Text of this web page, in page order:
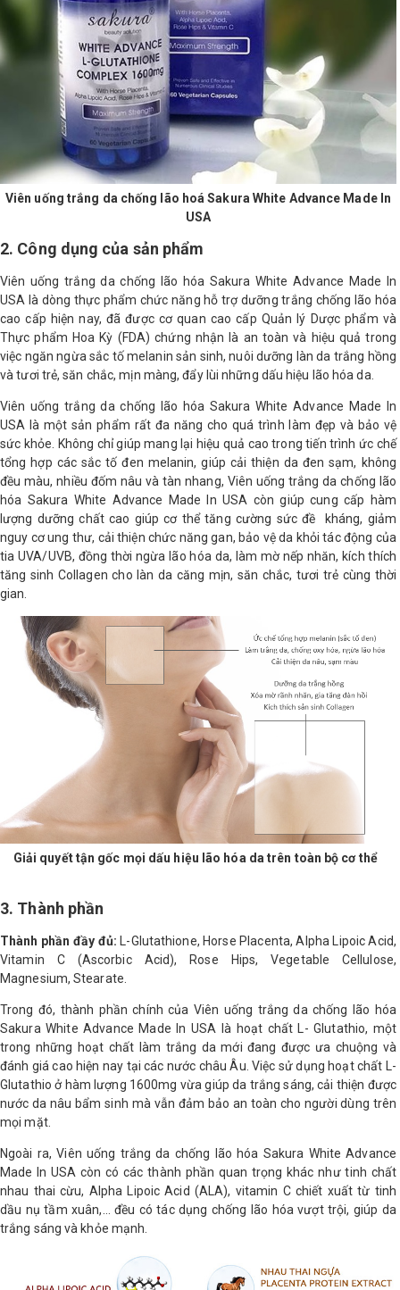
Viên uống trắng da chống lão hoá Sakura White Advance Made In
USA
2. Công dụng của sản phẩm
Viên uống trắng da chống lão hóa Sakura White Advance Made In
USA là dòng thực phẩm chức năng hỗ trợ dưỡng trắng chống lão hóa
cao cấp hiện nay, đã được cơ quan cao cấp Quản lý Dược phẩm và
Thực phẩm Hoa Kỳ (FDA) chứng nhận là an toàn và hiệu quả trong
việc ngăn ngừa sắc tố melanin sản sinh, nuôi dưỡng làn da trắng hồng
và tươi trẻ, săn chắc, mịn màng, đẩy lùi những dấu hiệu lão hóa da.
Viên uống trắng da chống lão hóa Sakura White Advance Made In
USA là một sản phẩm rất đa năng cho quá trình làm đẹp và bảo vệ
sức khỏe. Không chỉ giúp mang lại hiệu quả cao trong tiến trình ức chế
tổng hợp các sắc tố đen melanin, giúp cải thiện da đen sạm, không
đều màu, nhiều đốm nâu và tàn nhang, Viên uống trắng da chống lão
hóa Sakura White Advance Made In USA còn giúp cung cấp hàm
lượng dưỡng chất cao giúp cơ thể tăng cường sức đề kháng, giảm
nguy cơ ung thư, cải thiện chức năng gan, bảo vệ da khỏi tác động của
tia UVA/UVB, đồng thời ngừa lão hóa da, làm mờ nếp nhăn, kích thích
tăng sinh Collagen cho làn da căng mịn, săn chắc, tươi trẻ cùng thời
gian.
Giải quyết tận gốc mọi dấu hiệu lão hóa da trên toàn bộ cơ thể
3. Thành phần
Thành phần đầy đủ:
L-Glutathione, Horse Placenta, Alpha Lipoic Acid,
Vitamin C (Ascorbic Acid), Rose Hips, Vegetable Cellulose,
Magnesium, Stearate.
Trong đó, thành phần chính của Viên uống trắng da chống lão hóa
Sakura White Advance Made In USA là hoạt chất L- Glutathio, một
trong những hoạt chất làm trắng da mới đang được ưa chuộng và
đánh giá cao hiện nay tại các nước châu Âu. Việc sử dụng hoạt chất L-
Glutathio ở hàm lượng 1600mg vừa giúp da trắng sáng, cải thiện được
nước da nâu bẩm sinh mà vẫn đảm bảo an toàn cho người dùng trên
mọi mặt.
Ngoài ra, Viên uống trắng da chống lão hóa Sakura White Advance
Made In USA còn có các thành phần quan trọng khác như tinh chất
nhau thai cừu, Alpha Lipoic Acid (ALA), vitamin C chiết xuất từ tinh
dầu nụ tầm xuân,… đều có tác dụng chống lão hóa vượt trội, giúp da
trắng sáng và khỏe mạnh.